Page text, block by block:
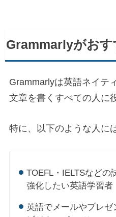
Grammarlyがおす
Grammarlyは英語ネイテ
文章を書くすべての人に
特に、以下のような人に
TOEFL・IELTSなどの
強化したい英語学習者
英語でメールやプレ